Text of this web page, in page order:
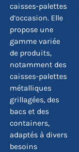
caisses-palettes
d’occasion. Elle
propose une
gamme variée
de produits,
notamment des
caisses-palettes
métalliques
grillagées, des
bacs et des
containers,
adaptés à divers
besoins